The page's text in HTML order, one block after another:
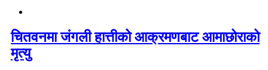
चितवनमा जंगली हात्तीको आक्रमणबाट आमाछोराको
मृत्यु